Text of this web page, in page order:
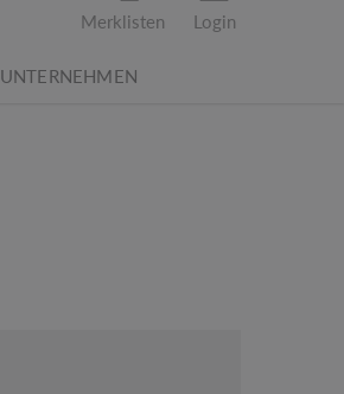
Merklisten Login
UNTERNEHMEN